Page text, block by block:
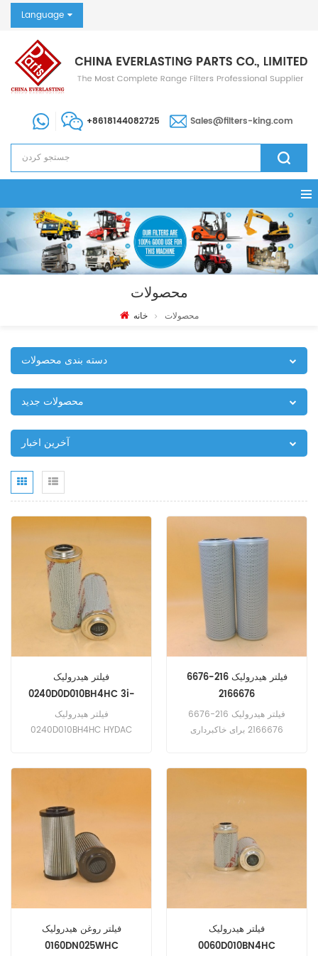
Language
+8618144082725 Sales@filters-king.com
محصولات
خانه محصولات
دسته بندی محصولات
محصولات جدید
آخرین اخبار
فیلتر هیدرولیک
0240D0D010BH4HC 3i-
1927 BE240P12AH
14390812 v0244B2H10
فیلتر هیدرولیک
0240D010BH4HC HYDAC
HFE30010H
فیلتر هیدرولیک 216-6676
2166676
فیلتر هیدرولیک 216-6676
2166676 برای خاکبرداری
فیلتر روغن هیدرولیک
0160DN025WHC
فیلتر هیدرولیک
0060D010BN4HC